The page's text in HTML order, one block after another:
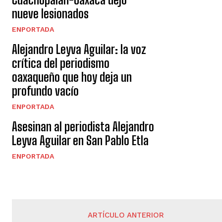
nueve lesionados
ENPORTADA
Alejandro Leyva Aguilar: la voz
crítica del periodismo
oaxaqueño que hoy deja un
profundo vacío
ENPORTADA
Asesinan al periodista Alejandro
Leyva Aguilar en San Pablo Etla
ENPORTADA
ARTÍCULO ANTERIOR